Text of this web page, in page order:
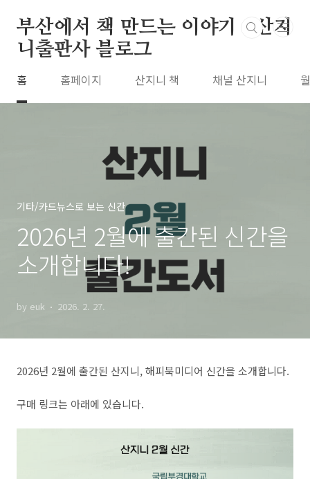
부산에서 책 만드는 이야기 : 산지
니출판사 블로그
홈 홈페이지 산지니 책 채널 산지니
기타/카드뉴스로 보는 신간
2026년 2월에 출간된 신간을
소개합니다!
by euk 2026. 2. 27.
2026년 2월에 출간된 산지니, 해피북미디어 신간을 소개합니다.
구매 링크는 아래에 있습니다.